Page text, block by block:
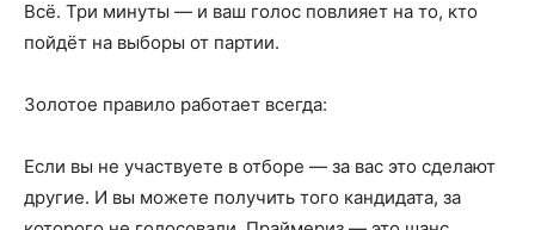
Всё. Три минуты — и ваш голос повлияет на то, кто
пойдёт на выборы от партии.
Золотое правило работает всегда:
Если вы не участвуете в отборе — за вас это сделают
другие. И вы можете получить того кандидата, за